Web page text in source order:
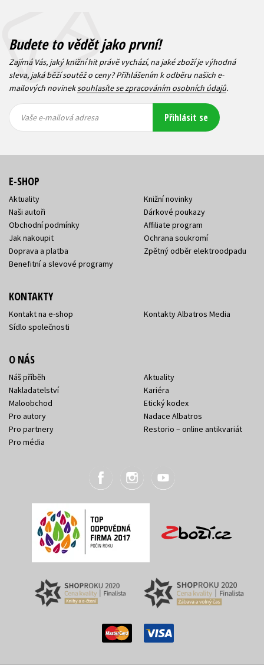
Budete to vědět jako první!
Zajímá Vás, jaký knižní hit právě vychází, na jaké zboží je výhodná
sleva, jaká běží soutěž o ceny? Přihlášením k odběru našich e-
mailových novineksouhlasíte se zpracováním osobních údajů.
mailová
mailová
Vaše e-mailová adresa Přihlásit se
E-SHOP
Aktuality
Naši autoři
Obchodní podmínky
Jak nakoupit
Doprava a platba
Benefitní a slevové programy
Knižní novinky
Dárkové poukazy
Affiliate program
Ochrana soukromí
Zpětný odběr elektroodpadu
KONTAKTY
Kontakt na e-shop
Sídlo společnosti
Kontakty Albatros Media
O NÁS
Náš příběh
Nakladatelství
Maloobchod
Pro autory
Pro partnery
Pro média
Aktuality
Kariéra
Etický kodex
Nadace Albatros
Restorio – online antikvariát